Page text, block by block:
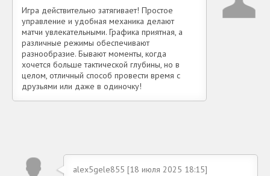
Игра действительно затягивает! Простое
управление и удобная механика делают
матчи увлекательными. Графика приятная, а
различные режимы обеспечивают
разнообразие. Бывают моменты, когда
хочется больше тактической глубины, но в
целом, отличный способ провести время с
друзьями или даже в одиночку!
alex5gele855 [18 июля 2025 18:15]